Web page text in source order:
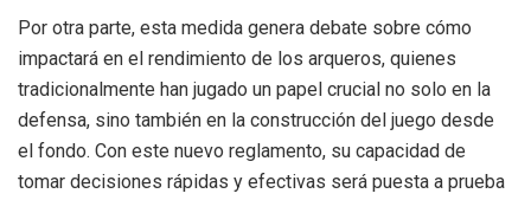
Por otra parte, esta medida genera debate sobre cómo
impactará en el rendimiento de los arqueros, quienes
tradicionalmente han jugado un papel crucial no solo en la
defensa, sino también en la construcción del juego desde
el fondo. Con este nuevo reglamento, su capacidad de
tomar decisiones rápidas y efectivas será puesta a prueba